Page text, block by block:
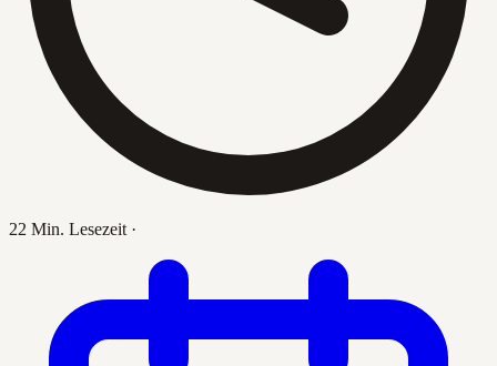
22 Min. Lesezeit ·